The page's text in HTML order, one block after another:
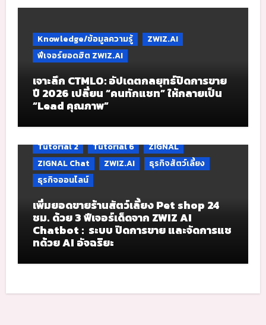
Knowledge/ข้อมูลความรู้
ZWIZ.AI
ฟีเจอร์ยอดฮิต ZWIZ.AI
เจาะลึก CTMLO: อัปเดตกลยุทธ์ปิดการขาย
ปี 2026 เปลี่ยน “คนทักแชท” ให้กลายเป็น
“Lead คุณภาพ”
Tutorial 2 Tutorial 6
ZIGNAL
ZIGNAL Chat
ZWIZ.AI
ธุรกิจสัตว์เลี้ยง
ธุรกิจออนไลน์
เพิ่มยอดขายร้านสัตว์เลี้ยง Pet shop 24
ชม. ด้วย 3 ฟีเจอร์เด็ดจาก ZWIZ AI
Chatbot : ระบบ ปิดการขาย และจัดการแช
ทด้วย AI อัจฉริยะ